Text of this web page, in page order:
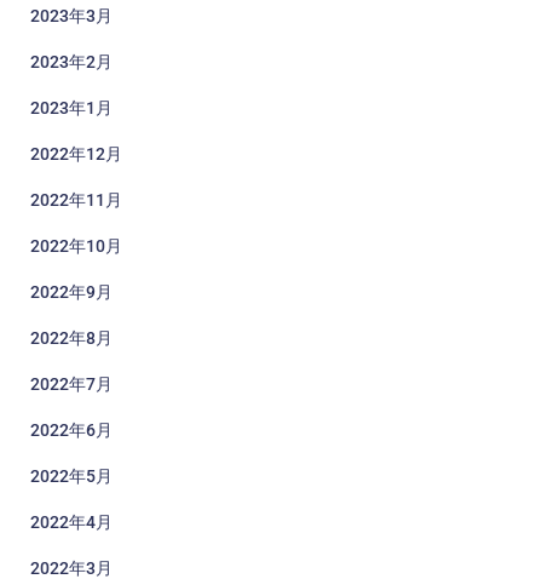
2023年3月
2023年2月
2023年1月
2022年12月
2022年11月
2022年10月
2022年9月
2022年8月
2022年7月
2022年6月
2022年5月
2022年4月
2022年3月